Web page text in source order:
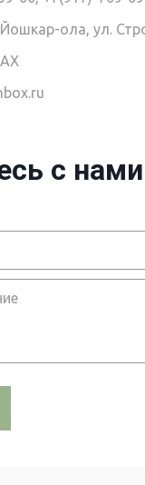
ола, ул.
с нами